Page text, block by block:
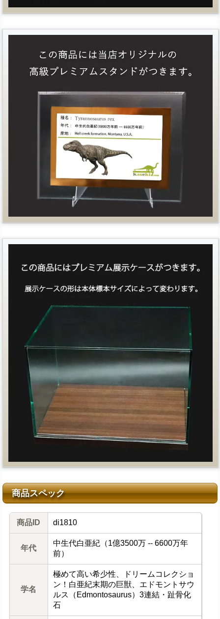
商品スペック
商品ID di1810
年代
中生代白亜紀（1億3500万 -- 6600万年
前）
学名
極めて高い希少性、ドリームコレクショ
ン！白亜紀末期の巨獣、エドモントサウ
ルス（Edmontosaurus）3連結・趾骨化
石